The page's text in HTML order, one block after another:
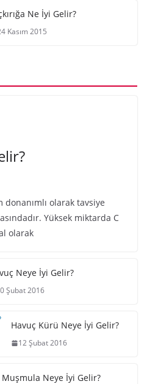
Ne İyi Gelir?
Kasım 2015
donanımlı olarak tavsiye
Yüksek miktarda C
olarak
Neye İyi Gelir?
Şubat 2016
Havuç Kürü Neye İyi Gelir?
12 Şubat 2016
Muşmula Neye İyi Gelir?